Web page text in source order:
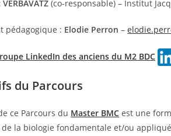
(co-responsable) – Institut
pédagogique : Elodie Perron –
LinkedIn des anciens du M2 BDC
du Parcours
ce Parcours du Master BMC est une
la biologie fondamentale et/ou